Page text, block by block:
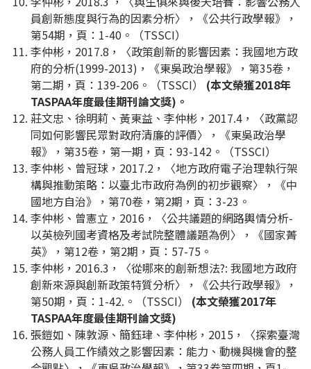
員創新態度與行為的因素分析〉，《公共行政學報》，
第54期，頁：1-40。（TSSCI）
李仲彬，2017.8，〈政策創新的影響因素：我國地方政
府的分析(1999-2013)，《東吳政治學報》，第35卷，
第二期，頁：139-206。（TSSCI） (本文榮獲2018年
TASPAA年度最佳期刊論文獎) 。
莊文忠、徐明莉、黃東益、李仲彬，2017.4，〈政黨認
同如何影響民眾對政府清廉的評價〉，《東吳政治學
報》，第35卷，第一期，頁：93-142。（TSSCI）
李仲彬、曾冠球，2017.2，〈地方政府電子治理執行架
構與推動策略：以臺北市政府為例的初步觀察〉，《中
國地方自治》，第70卷，第2期，頁：3-23。
李仲彬、曾憲立，2016，〈公共議題的網路輿情分析-
以英檢列國考資格及考試院整體議題為例〉，《國家菁
英》，第12卷，第2期，頁：57-75。
李仲彬，2016.3，〈從哪來的創新想法?: 我國地方政府
創新來源與創新政策特質分析〉，《公共行政學報》，
第50期，頁：1-42.。（TSSCI） (本文榮獲2017年
TASPAA年度最佳期刊論文獎)
張鎧如、陳敦源、簡鈺珒、李仲彬，2015，〈探索臺灣
公務人員工作績效之影響因素：能力、動機與機會的整